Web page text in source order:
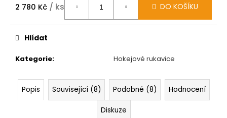
2 780 Kč / ks
cena:
DO KOŠÍKU
Kategorie: Hokejové rukavice
Hlídat
Popis Související (8) Podobné (8) Hodnocení
Diskuze